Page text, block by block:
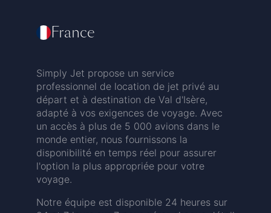
France
Simply Jet propose un service
professionnel de location de jet privé au
départ et à destination de Val d'Isère,
adapté à vos exigences de voyage. Avec
un accès à plus de 5 000 avions dans le
monde entier, nous fournissons la
disponibilité en temps réel pour assurer
l'option la plus appropriée pour votre
voyage.
Notre équipe est disponible 24 heures sur